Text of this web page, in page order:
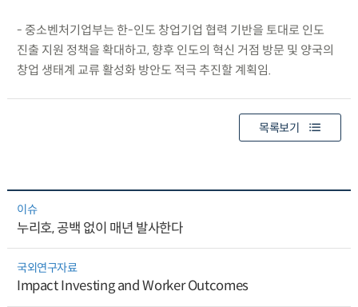
- 중소벤처기업부는 한-인도 창업기업 협력 기반을 토대로 인도
진출 지원 정책을 확대하고, 향후 인도의 혁신 거점 방문 및 양국의
창업 생태계 교류 활성화 방안도 적극 추진할 계획임.
목록보기
이슈
누리호, 공백 없이 매년 발사한다
국외연구자료
Impact Investing and Worker Outcomes